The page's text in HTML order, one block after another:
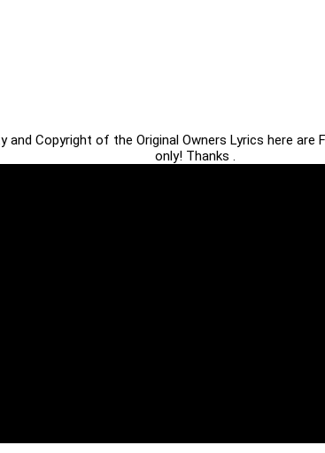
and Copyright of the Original Owners Lyrics here are
only! Thanks .